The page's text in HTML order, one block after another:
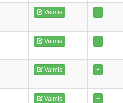
Valmis +
Valmis +
Valmis +
Valmis +